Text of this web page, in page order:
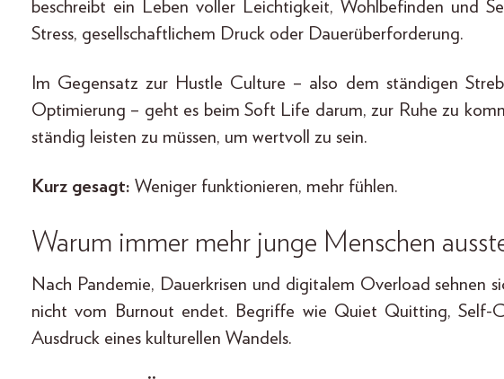
beschreibt ein Leben voller Leichtigkeit, Wohlbefinden und
Stress, gesellschaftlichem Druck oder Dauerüberforderung.
Im Gegensatz zur Hustle Culture – also dem ständigen
Optimierung – geht es beim Soft Life darum, zur Ruhe zu
ständig leisten zu müssen, um wertvoll zu sein.
Kurz gesagt: Weniger funktionieren, mehr fühlen.
Warum immer mehr junge Menschen
Nach Pandemie, Dauerkrisen und digitalem Overload sehnen
nicht vom Burnout endet. Begriffe wie Quiet Quitting, Self-
Ausdruck eines kulturellen Wandels.